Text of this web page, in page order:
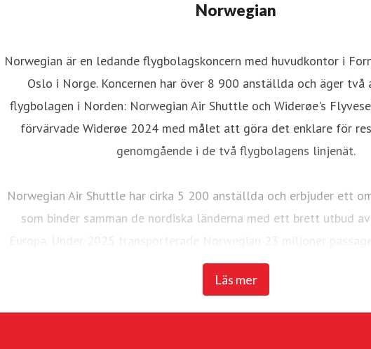
Norwegian
Läs mer
Norwegian är en ledande flygbolagskoncern med huvudkontor i
Oslo i Norge. Koncernen har över 8 900 anställda och äger två
flygbolagen i Norden: Norwegian Air Shuttle och Widerøe's
förvärvade Widerøe 2024 med målet att göra det enklare för
genomgående i de två flygbolagens linjenät.
Norwegian Air Shuttle har cirka 5 200 anställda och erbjuder ett
som binder samman de nordiska länderna med ett brett utbud
Europa. Under 2025 transporterade Norwegian 23 miljoner
flotta på 95 Boeing 737-800 och 737 MAX 8-plan.